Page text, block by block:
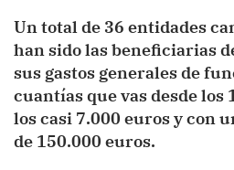
Un total de 36 entidades
han sido las beneficiarias
sus gastos generales de
cuantías que vas desde los
los casi 7.000 euros y con
de 150.000 euros.